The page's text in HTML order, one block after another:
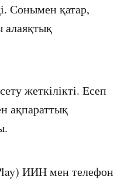
Сонымен қатар,
алаяқтық
жеткілікті. Есеп
ақпараттық
ИИН мен телефон